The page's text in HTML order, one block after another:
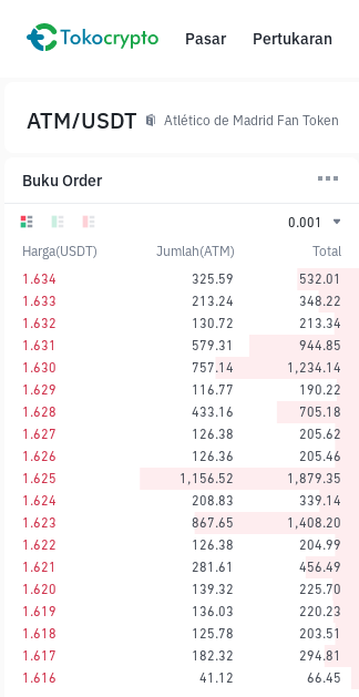
Pasar Pertukaran
Buku Order
0.001
Harga(USDT)
Jumlah(ATM)
Total
1.634
325.59
532.01
1.633
213.24
348.22
1.632
130.72
213.34
1.631
579.31
944.85
1.630
757.14
1,234.14
1.629
116.77
190.22
1.628
433.16
705.18
1.627
126.38
205.62
1.626
126.36
205.46
1.625
1,156.52
1,879.35
1.624
208.83
339.14
1.623
867.65
1,408.20
1.622
126.38
204.99
1.621
281.61
456.49
1.620
139.32
225.70
1.619
136.03
220.23
1.618
125.78
203.51
1.617
182.32
294.81
1.616
41.12 66.45
ATM/USDT Atlético de Madrid Fan Token